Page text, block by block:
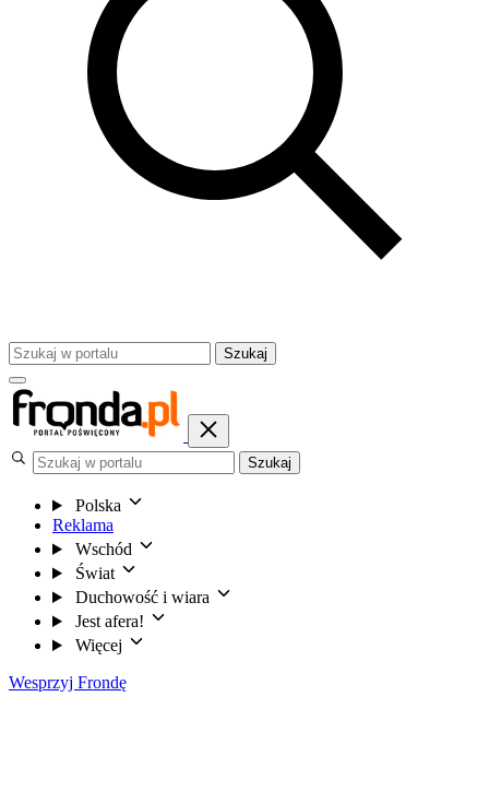
Szukaj
Szukaj
Polska
Reklama
Wschód
Świat
Duchowość i wiara
Jest afera!
Więcej
Wesprzyj Frondę